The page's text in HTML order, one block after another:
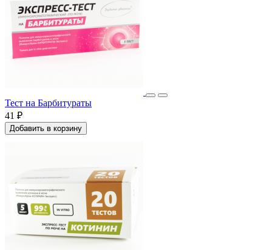
Тест на Барбитураты
41 ₽
Добавить в корзину